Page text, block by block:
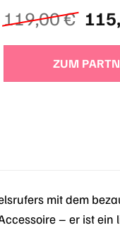
119,00€
Preis
ZUM
mit dem
– er ist